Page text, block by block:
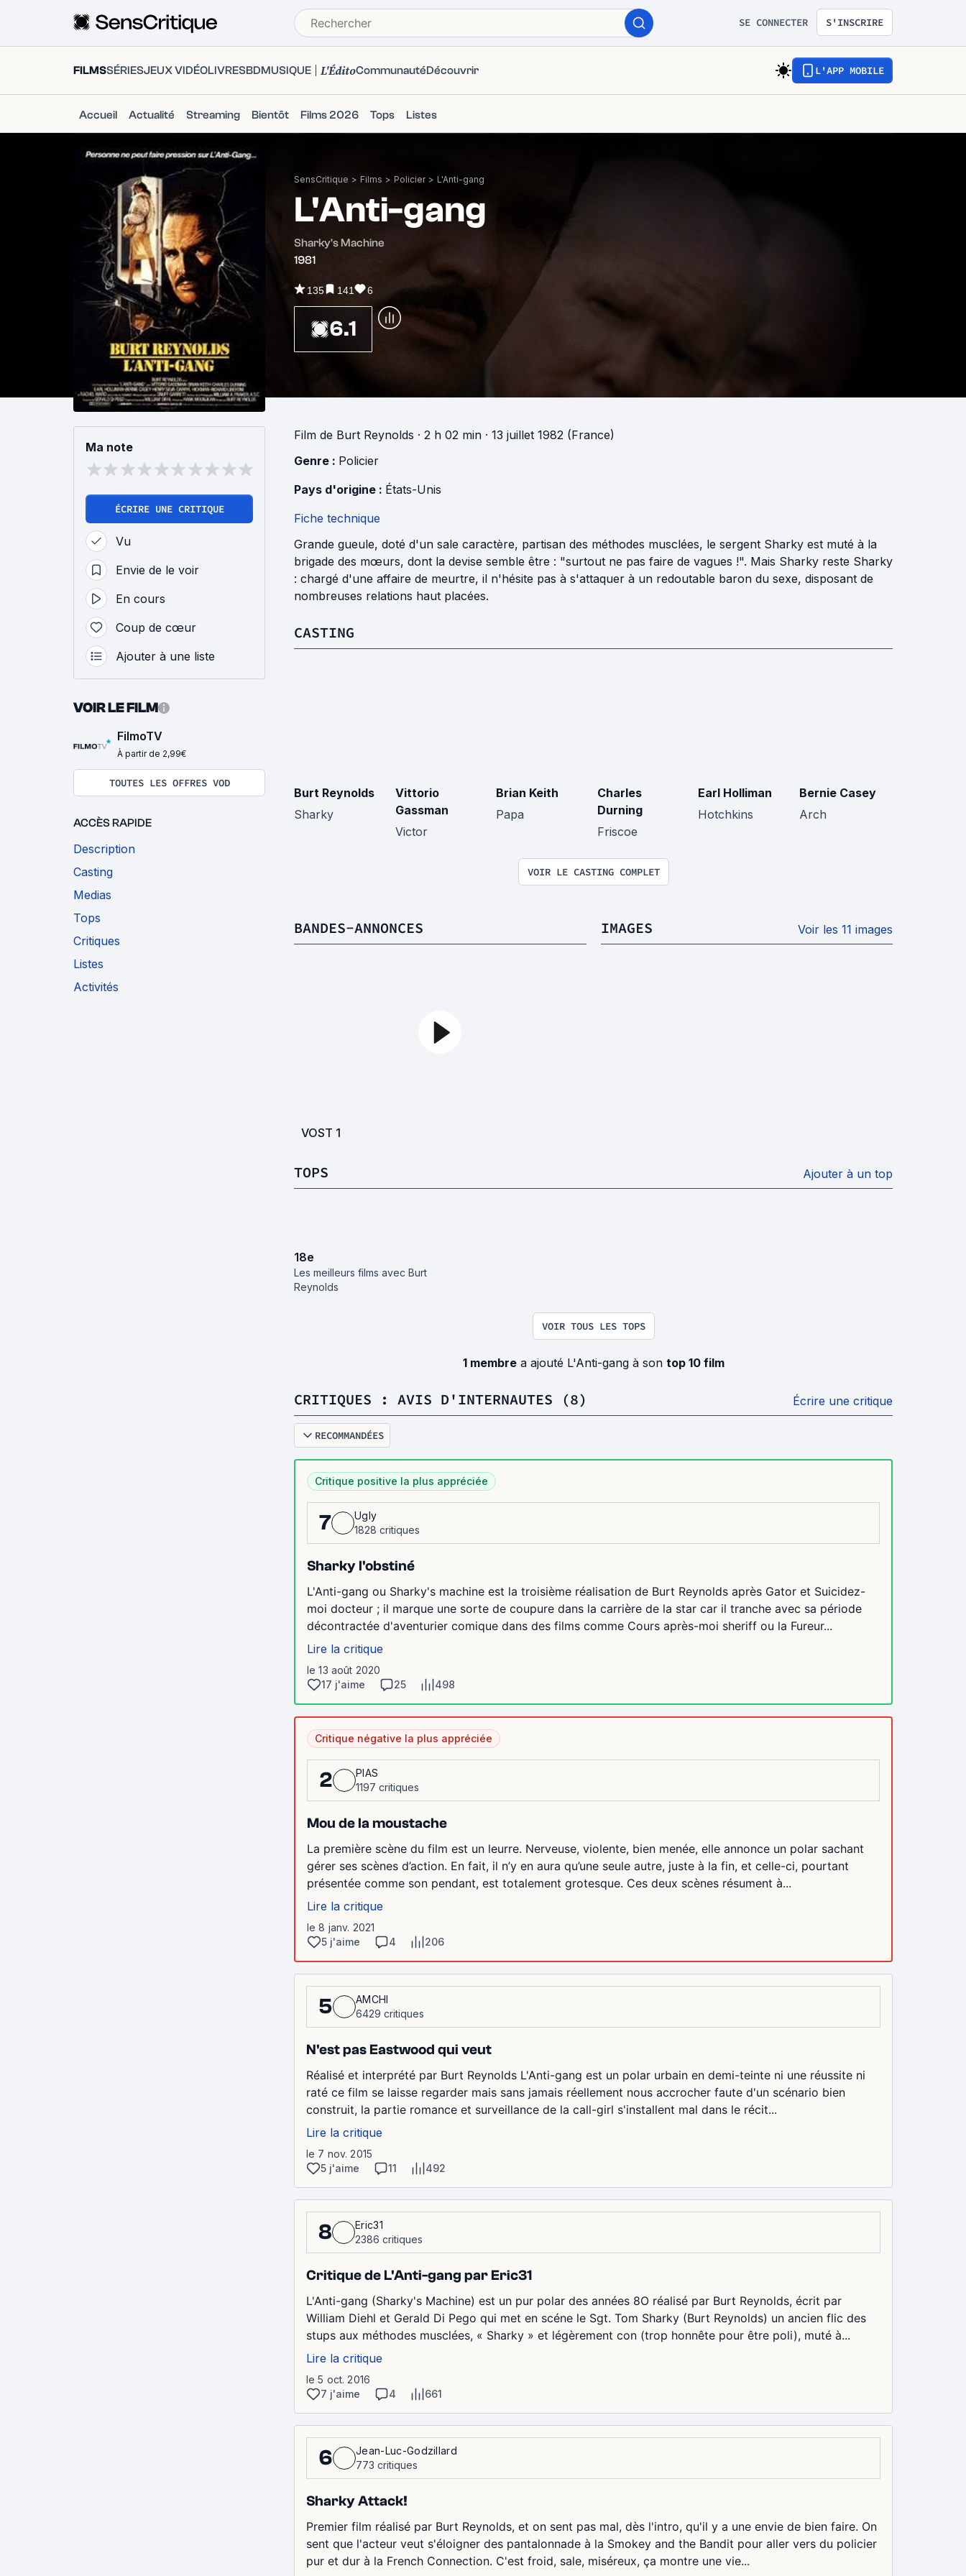
SE CONNECTER S'INSCRIRE
FILMSSÉRIESJEUX VIDÉOLIVRESBDMUSIQUE L'ÉditoCommunautéDécouvrir L'APP MOBILE
Accueil Actualité Streaming Bientôt Films 2026 Tops Listes
SensCritique > Films > Policier > L'Anti-gang
L'Anti-gang
Sharky's Machine
1981
135 141 6
6.1
Ma note
ÉCRIRE UNE CRITIQUE
Vu
Envie de le voir
En cours
Coup de cœur
Ajouter à une liste
VOIR LE FILM
FilmoTV
À partir de 2,99€
TOUTES LES OFFRES VOD
ACCÈS RAPIDE
Description
Casting
Medias
Tops
Critiques
Listes
Activités
Film de Burt Reynolds · 2 h 02 min · 13 juillet 1982 (France)
Genre : Policier
Pays d'origine : États-Unis
Fiche technique
Grande gueule, doté d'un sale caractère, partisan des méthodes musclées, le sergent Sharky est muté à la
brigade des mœurs, dont la devise semble être : "surtout ne pas faire de vagues !". Mais Sharky reste Sharky
: chargé d'une affaire de meurtre, il n'hésite pas à s'attaquer à un redoutable baron du sexe, disposant de
nombreuses relations haut placées.
CASTING
Burt Reynolds
Sharky
Vittorio
Gassman
Victor
Brian Keith
Papa
Charles
Durning
Friscoe
Earl Holliman
Hotchkins
Bernie Casey
Arch
VOIR LE CASTING COMPLET
BANDES-ANNONCES
VOST 1
IMAGES Voir les 11 images
TOPS Ajouter à un top
18e
Les meilleurs films avec Burt
Reynolds
VOIR TOUS LES TOPS
1 membrea ajouté L'Anti-gang à son top 10 film
CRITIQUES : AVIS D'INTERNAUTES (8) Écrire une critique
RECOMMANDÉES
Critique positive la plus appréciée
7
Ugly
1828 critiques
Sharky l'obstiné
L'Anti-gang ou Sharky's machine est la troisième réalisation de Burt Reynolds après Gator et Suicidez-
moi docteur ; il marque une sorte de coupure dans la carrière de la star car il tranche avec sa période
décontractée d'aventurier comique dans des films comme Cours après-moi sheriff ou la Fureur...
Lire la critique
le 13 août 2020
17 j'aime
25 498
Critique négative la plus appréciée
2
PIAS
1197 critiques
Mou de la moustache
La première scène du film est un leurre. Nerveuse, violente, bien menée, elle annonce un polar sachant
gérer ses scènes d’action. En fait, il n’y en aura qu’une seule autre, juste à la fin, et celle-ci, pourtant
présentée comme son pendant, est totalement grotesque. Ces deux scènes résument à...
Lire la critique
le 8 janv. 2021
5 j'aime
4 206
5
AMCHI
6429 critiques
N'est pas Eastwood qui veut
Réalisé et interprété par Burt Reynolds L'Anti-gang est un polar urbain en demi-teinte ni une réussite ni
raté ce film se laisse regarder mais sans jamais réellement nous accrocher faute d'un scénario bien
construit, la partie romance et surveillance de la call-girl s'installent mal dans le récit...
Lire la critique
le 7 nov. 2015
5 j'aime
11 492
8
Eric31
2386 critiques
Critique de L'Anti-gang par Eric31
L'Anti-gang (Sharky's Machine) est un pur polar des années 8O réalisé par Burt Reynolds, écrit par
William Diehl et Gerald Di Pego qui met en scéne le Sgt. Tom Sharky (Burt Reynolds) un ancien flic des
stups aux méthodes musclées, « Sharky » et légèrement con (trop honnête pour être poli), muté à...
Lire la critique
le 5 oct. 2016
7 j'aime
4 661
6
Jean-Luc-Godzillard
773 critiques
Sharky Attack!
Premier film réalisé par Burt Reynolds, et on sent pas mal, dès l'intro, qu'il y a une envie de bien faire. On
sent que l'acteur veut s'éloigner des pantalonnade à la Smokey and the Bandit pour aller vers du policier
pur et dur à la French Connection. C'est froid, sale, miséreux, ça montre une vie...